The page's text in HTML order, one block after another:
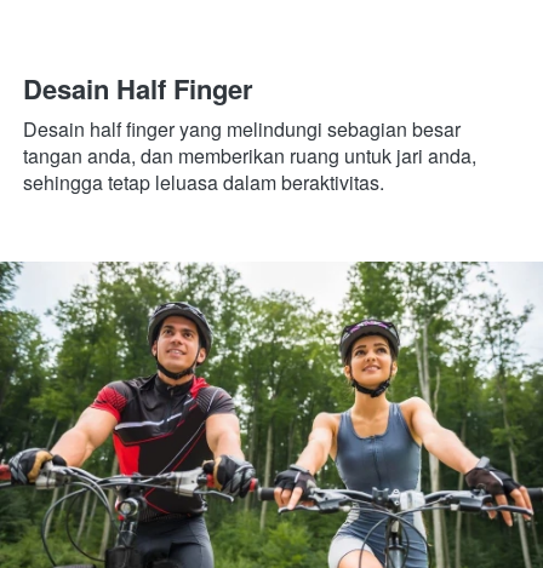
Desain Half Finger
Desain half finger yang melindungi sebagian besar
tangan anda, dan memberikan ruang untuk jari anda,
sehingga tetap leluasa dalam beraktivitas.